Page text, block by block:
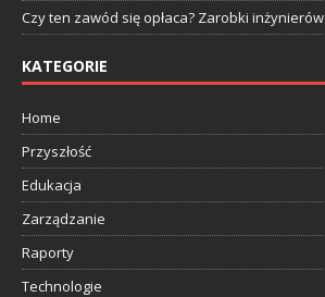
Czy ten zawód się opłaca? Zarobki inżynierów
KATEGORIE
Home
Przyszłość
Edukacja
Zarządzanie
Raporty
Technologie